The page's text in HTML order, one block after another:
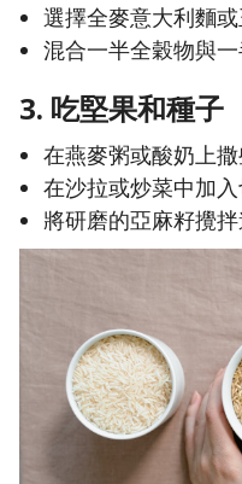
選擇全麥意大利麵
混合一半全穀物與
3. 吃堅果和種子
在燕麥粥或酸奶上
在沙拉或炒菜中加
將研磨的亞麻籽攪